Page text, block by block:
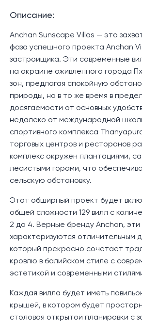
Описание:
Anchan Sunscape Villas — это
фаза успешного проекта Anchan
застройщика. Эти современные
на окраине оживленного города
зон, предлагая спокойную
природы, но в то же время в
досягаемости от основных
недалеко от международной
спортивного комплекса
торговых центров и ресторанов
комплекс окружен плантациями,
лесистыми горами, что
сельскую обстановку.
Этот обширный проект будет
общей сложности 129 вилл с
2 до 4. Верные бренду Anchan, эти
характеризуются отличительным
который прекрасно сочетает
кровлю в балийском стиле с
эстетикой и современными
Каждая вилла будет иметь
крышей, в котором будет
столовая открытой планировки с